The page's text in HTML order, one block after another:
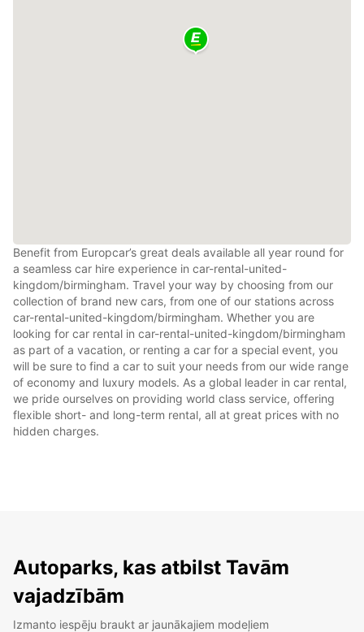
Benefit from Europcar’s great deals available all year round for
a seamless car hire experience in car-rental-united-
kingdom/birmingham. Travel your way by choosing from our
collection of brand new cars, from one of our stations across
car-rental-united-kingdom/birmingham. Whether you are
looking for car rental in car-rental-united-kingdom/birmingham
as part of a vacation, or renting a car for a special event, you
will be sure to find a car to suit your needs from our wide range
of economy and luxury models. As a global leader in car rental,
we pride ourselves on providing world class service, offering
flexible short- and long-term rental, all at great prices with no
hidden charges.
Autoparks, kas atbilst Tavām
vajadzībām
Izmanto iespēju braukt ar jaunākajiem modeļiem